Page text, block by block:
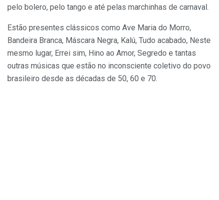
pelo bolero, pelo tango e até pelas marchinhas de carnaval.
Estão presentes clássicos como Ave Maria do Morro,
Bandeira Branca, Máscara Negra, Kalú, Tudo acabado, Neste
mesmo lugar, Errei sim, Hino ao Amor, Segredo e tantas
outras músicas que estão no inconsciente coletivo do povo
brasileiro desde as décadas de 50, 60 e 70.